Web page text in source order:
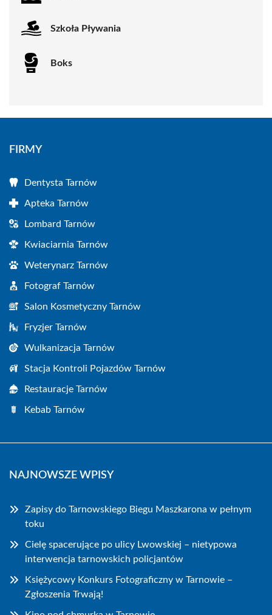
Szkoła Pływania
Boks
FIRMY
Dentysta Tarnów
Apteka Tarnów
Lombard Tarnów
Kwiaciarnia Tarnów
Weterynarz Tarnów
Fotograf Tarnów
Salon Kosmetyczny Tarnów
Fryzjer Tarnów
Wulkanizacja Tarnów
Stacja Kontroli Pojazdów Tarnów
Restauracje Tarnów
Kebab Tarnów
NAJNOWSZE WPISY
Zapisy do Tarnowskiego Biegu Maszkarona w pełnym
toku
Cielę spacerujące po ulicy Lwowskiej – nietypowa
interwencja tarnowskich policjantów
Księżycowy Konkurs Fotograficzny w Tarnowie –
Zgłoszenia Trwają!